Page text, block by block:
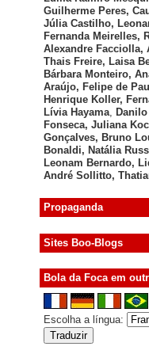
Guilherme Peres,
Júlia Castilho,
Fernanda Meirelles,
Alexandre Facciolla,
Thais Freire, Laisa
Bárbara Monteiro,
Araújo, Felipe de
Henrique Koller,
Lívia Hayama,
Fonseca, Juliana
Gonçalves, Bruno
Bonaldi, Natália
Leonam Bernardo,
André Sollitto,
Propaganda
Sites Boo-Blogs
Bola da Foca em
Escolha a língua: